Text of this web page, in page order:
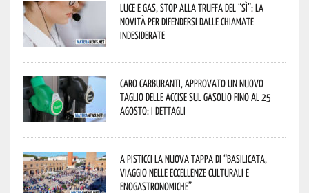
Luce e gas, stop alla truffa del “Sì”: la
novità per difendersi dalle chiamate
indesiderate
Caro carburanti, approvato un nuovo
taglio delle accise sul gasolio fino al 25
agosto: i dettagli
A Pisticci la nuova tappa di “Basilicata,
viaggio nelle eccellenze culturali e
enogastronomiche”